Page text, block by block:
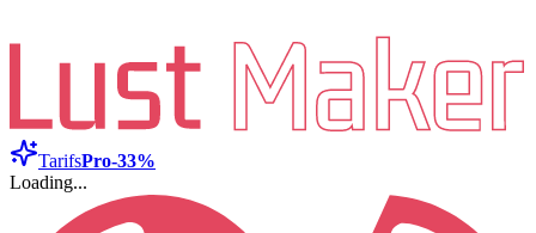
TarifsPro-33%
Loading...